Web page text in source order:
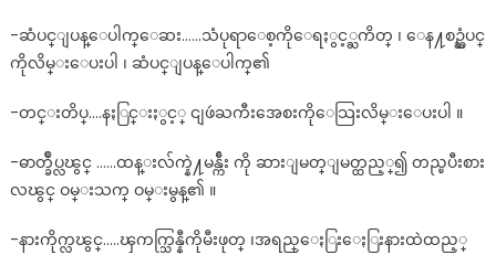
-ဆံပင္ျပန္ေပါက္ေဆး……သံပုရာေစ့ကိုေရႏွင့္ႀကိတ္ ၊ ေန႔စဥ္ဆံပင္
ကိုလိမ္းေပးပါ ၊ ဆံပင္ျပန္ေပါက္၏
-တင္းတိပ္….နႏြင္းႏွင့္ ငျဖဴႀကီးအေစးကိုေသြးလိမ္းေပးပါ ။
-ဓာတ္ခ်ဳပ္လၽွင္ ……ထန္းလ်က္နဲ႔မန္က်ီး ကို ဆားျမတ္ျမတ္ထည့္၍ တည္ၿပီးစား
လၽွင္ ဝမ္းသက္ ဝမ္းမွန္၏ ။
-နားကိုက္လၽွင္…..ၾကက္သြန္နီကိုမီးဖုတ္ ၊အရည္ေႏြးေႏြးနားထဲထည့္